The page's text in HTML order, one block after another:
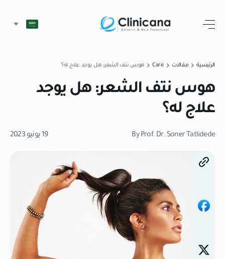
الرئيسية مقالات Care هوس نتف الشعر: هل يوجد علاج له؟
هوس نتف الشعر: هل يوجد
علاج له؟
By Prof. Dr. Soner Tatlidede 19 يونيو 2023